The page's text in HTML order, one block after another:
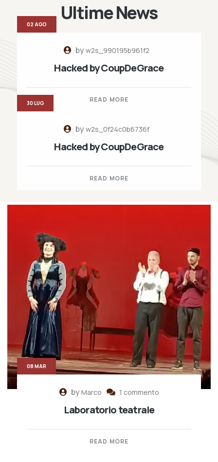
Ultime News
byw2s_990195b961f2
Hacked by CoupDeGrace
READ MORE
02 AGO
byw2s_0f24c0b6736f
Hacked by CoupDeGrace
READ MORE
30 LUG
byMarco 1 commento
Laboratorio teatrale
READ MORE
08 MAR